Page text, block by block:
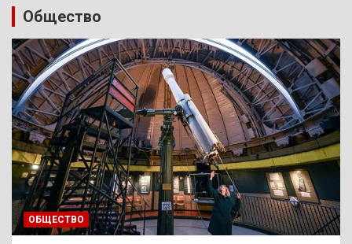
Общество
ОБЩЕСТВО